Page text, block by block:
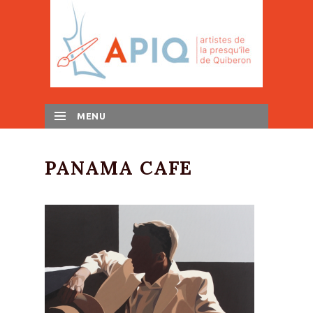
MENU
PANAMA CAFE